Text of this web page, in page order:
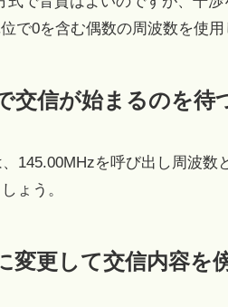
で0を含む偶数の周波数を使
交信が始まるのを待
145.00MHzを呼び出し周波
ょう。
変更して交信内容を